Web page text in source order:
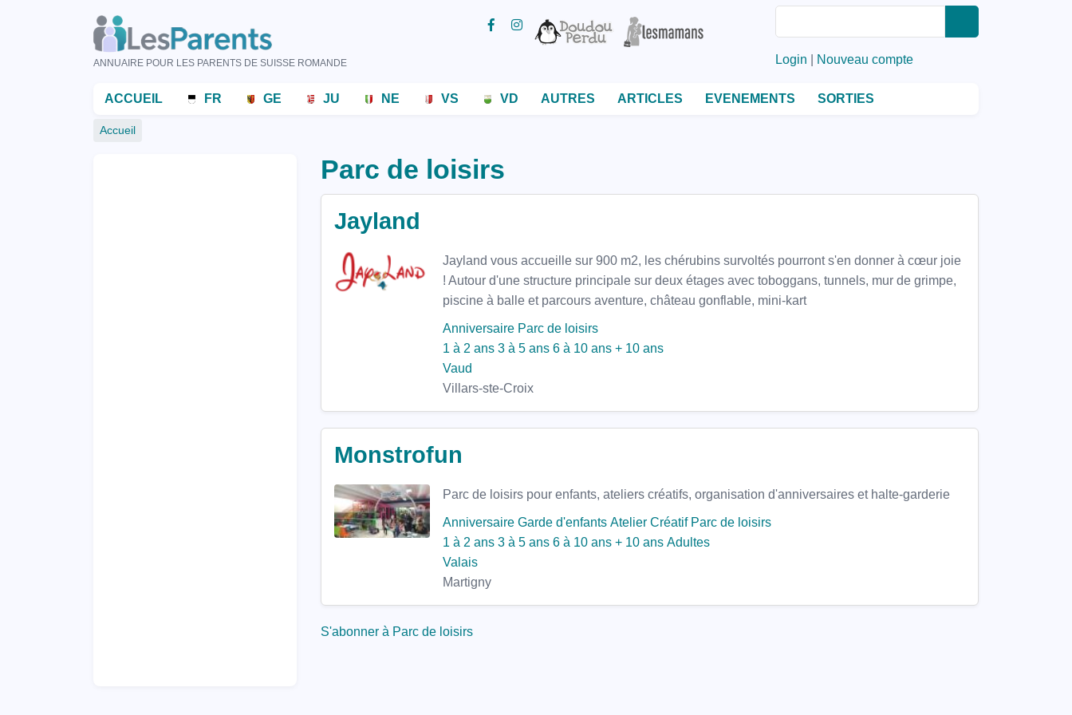
ANNUAIRE POUR LES PARENTS DE SUISSE ROMANDE Login Nouveau compte
Menu
principal
ACCUEIL FR GE JU NE VS VD AUTRES ARTICLES EVENEMENTS SORTIES
Fil
Accueil
Parc de loisirs
Jayland
Jayland vous accueille sur 900 m2, les chérubins survoltés pourront s'en donner à cœur joie
! Autour d'une structure principale sur deux étages avec toboggans, tunnels, mur de grimpe,
piscine à balle et parcours aventure, château gonflable, mini-kart
Anniversaire Parc de loisirs
1 à 2 ans 3 à 5 ans 6 à 10 ans + 10 ans
Vaud
Villars-ste-Croix
Monstrofun
Parc de loisirs pour enfants, ateliers créatifs, organisation d'anniversaires et halte-garderie
Anniversaire Garde d'enfants Atelier Créatif Parc de loisirs
1 à 2 ans 3 à 5 ans 6 à 10 ans + 10 ans Adultes
Valais
Martigny
S'abonner à Parc de loisirs